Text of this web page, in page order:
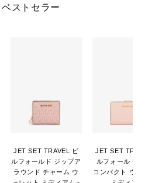
ベストセラー
JET SET TRAVEL ビ
ルフォールド ジップア
ラウンド チャーム ウ
JET SET TRAVEL ビ
ルフォールド ジップ
コンパクト ウォレッ